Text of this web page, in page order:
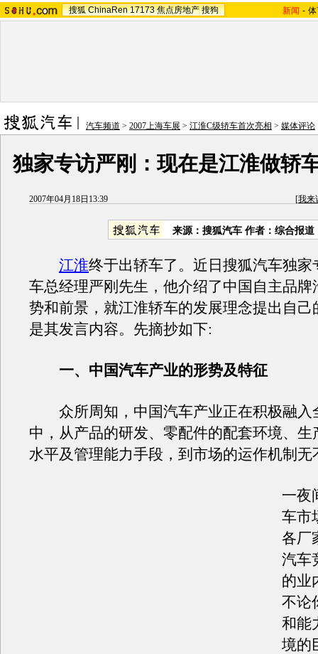
搜狐 ChinaRen 17173 焦点房地产 搜狗 新闻 -
汽车频道 > 2007上海车展 > 江淮C级轿车首次亮相 > 媒体评论
独家专访严刚：现在是江淮做轿
2007年04月18日13:39 [我来
来源：搜狐汽车 作者：综合报道
江淮终于出轿车了。近日搜狐汽车独家
车总经理严刚先生，他介绍了中国自主品牌
势和前景，就江淮轿车的发展理念提出自己
是其发言内容。先摘抄如下:
一、中国汽车产业的形势及特征
众所周知，中国汽车产业正在积极融入
中，从产品的研发、零配件的配套环境、生
水平及管理能力手段，到市场的运作机制无
一夜
车市
各厂
汽车
的业
不论
和能
境的